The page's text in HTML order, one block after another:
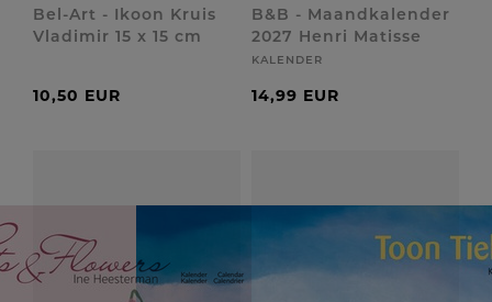
Bel-Art - Ikoon Kruis
Vladimir 15 x 15 cm
10,50 EUR
B&B - Maandkalender
2027 Henri Matisse
KALENDER
14,99 EUR